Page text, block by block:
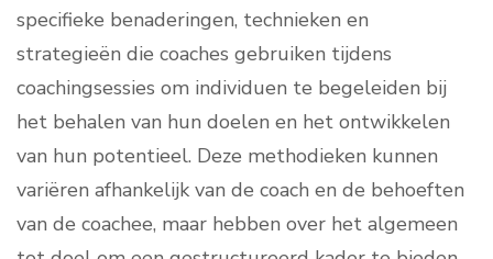
specifieke benaderingen, technieken en
strategieën die coaches gebruiken tijdens
coachingsessies om individuen te begeleiden bij
het behalen van hun doelen en het ontwikkelen
van hun potentieel. Deze methodieken kunnen
variëren afhankelijk van de coach en de behoeften
van de coachee, maar hebben over het algemeen